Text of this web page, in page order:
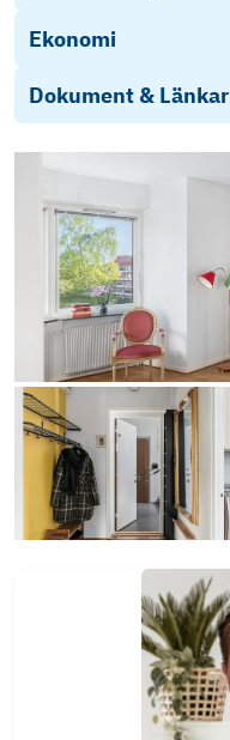
Ekonomi
Dokument & Länkar
Play
Photo
Play
Objektsbeskrivning